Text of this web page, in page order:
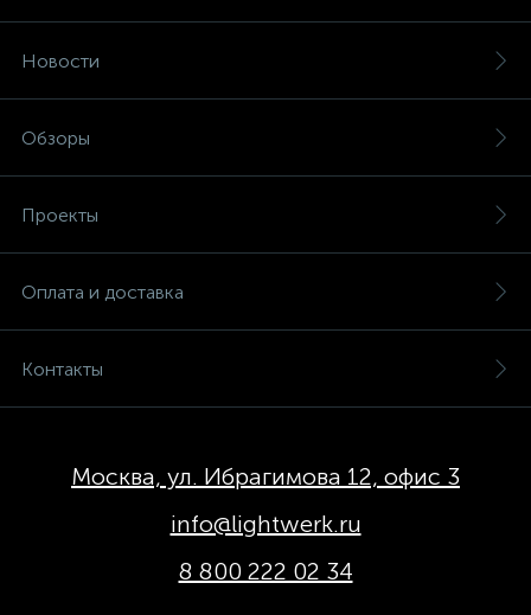
Новости
Обзоры
Проекты
Оплата и доставка
Контакты
Москва, ул. Ибрагимова 12, офис 3
info@lightwerk.ru
8 800 222 02 34